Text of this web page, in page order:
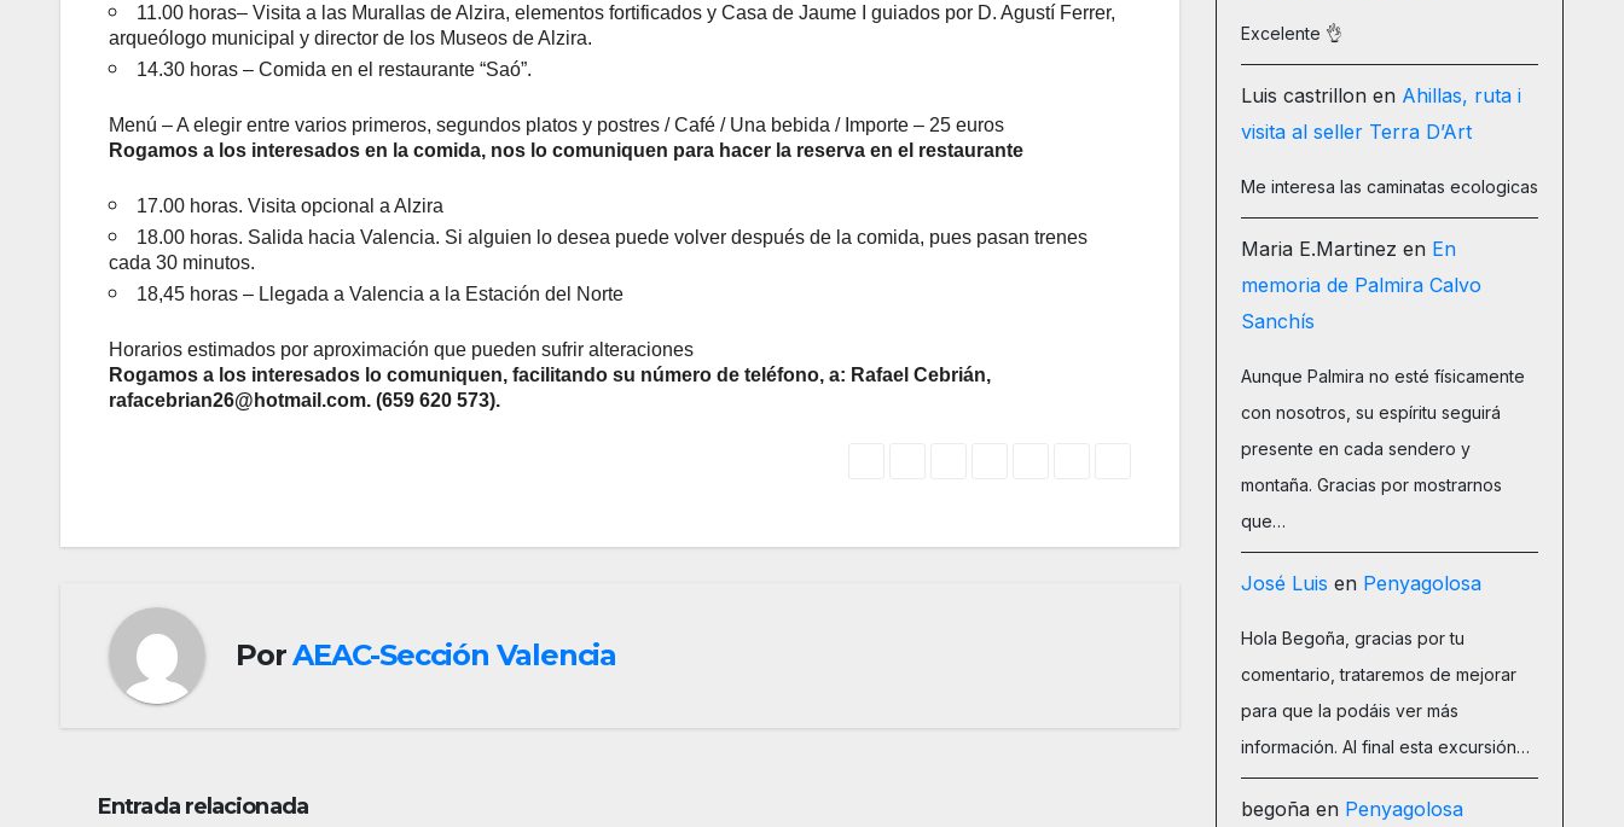
11.00 horas– Visita a las Murallas de Alzira, elementos fortificados y Casa de Jaume I guiados por D. Agustí Ferrer,
arqueólogo municipal y director de los Museos de Alzira.
14.30 horas – Comida en el restaurante “Saó”.
Menú – A elegir entre varios primeros, segundos platos y postres / Café / Una bebida / Importe – 25 euros
Rogamos a los interesados en la comida, nos lo comuniquen para hacer la reserva en el restaurante
17.00 horas. Visita opcional a Alzira
18.00 horas. Salida hacia Valencia. Si alguien lo desea puede volver después de la comida, pues pasan trenes
cada 30 minutos.
18,45 horas – Llegada a Valencia a la Estación del Norte
Horarios estimados por aproximación que pueden sufrir alteraciones
Rogamos a los interesados lo comuniquen, facilitando su número de teléfono, a: Rafael Cebrián,
rafacebrian26@hotmail.com. (659 620 573).
PorAEAC-Sección Valencia
Entrada relacionada
Excelente 👌
Luis castrillonen Ahillas, ruta i
visita al seller Terra D’Art
Me interesa las caminatas ecologicas
Maria E.Martinez en En
memoria de Palmira Calvo
Sanchís
Aunque Palmira no esté físicamente
con nosotros, su espíritu seguirá
presente en cada sendero y
montaña. Gracias por mostrarnos
que…
José Luis en Penyagolosa
Hola Begoña, gracias por tu
comentario, trataremos de mejorar
para que la podáis ver más
información. Al final esta excursión…
begoñaen Penyagolosa